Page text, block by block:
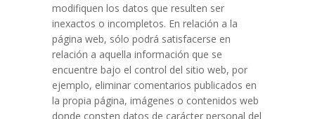
modifiquen los datos que resulten ser
inexactos o incompletos. En relación a la
página web, sólo podrá satisfacerse en
relación a aquella información que se
encuentre bajo el control del sitio web, por
ejemplo, eliminar comentarios publicados en
la propia página, imágenes o contenidos web
donde consten datos de carácter personal del